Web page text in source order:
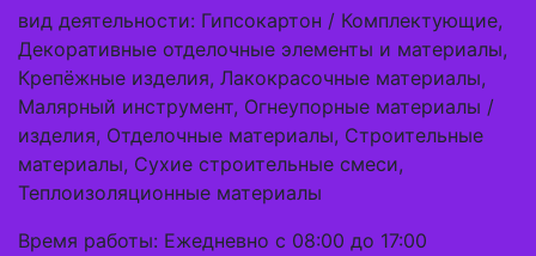
вид деятельности: Гипсокартон / Комплектующие,
Декоративные отделочные элементы и материалы,
Крепёжные изделия, Лакокрасочные материалы,
Малярный инструмент, Огнеупорные материалы /
изделия, Отделочные материалы, Строительные
материалы, Сухие строительные смеси,
Теплоизоляционные материалы
Время работы: Ежедневно с 08:00 до 17:00